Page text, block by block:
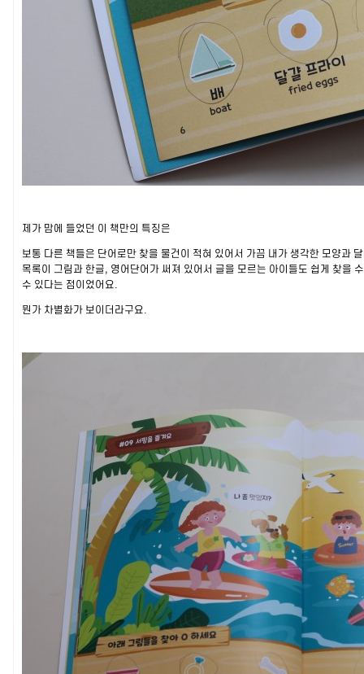
제가 맘에 들었던 이 책만의 특징은
보통 다른 책들은 단어로만 찾을 물건이 적혀 있어서 가끔 내가 생각한 모양과
목록이 그림과 한글, 영어단어가 써져 있어서 글을 모르는 아이들도 쉽게 찾을
수 있다는 점이었어요.
뭔가 차별화가 보이더라구요.